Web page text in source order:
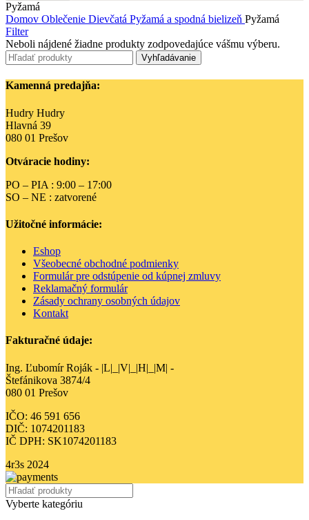
Pyžamá
Domov Oblečenie Dievčatá Pyžamá a spodná bielizeň Pyžamá
Filter
Neboli nájdené žiadne produkty zodpovedajúce vášmu výberu.
Vyhľadávanie
Kamenná predajňa:
Hudry Hudry
Hlavná 39
080 01 Prešov
Otváracie hodiny:
PO – PIA : 9:00 – 17:00
SO – NE : zatvorené
Užitočné informácie:
Eshop
Všeobecné obchodné podmienky
Formulár pre odstúpenie od kúpnej zmluvy
Reklamačný formulár
Zásady ochrany osobných údajov
Kontakt
Fakturačné údaje:
Ing. Ľubomír Roják - |L|_|V|_|H|_|M| -
Štefánikova 3874/4
080 01 Prešov
IČO: 46 591 656
DIČ: 1074201183
IČ DPH: SK1074201183
4r3s 2024
Vyberte kategóriu